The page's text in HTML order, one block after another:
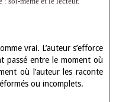
vrai. L’auteur s’efforce
passé entre le moment où
où l’auteur les raconte
ou incomplets.